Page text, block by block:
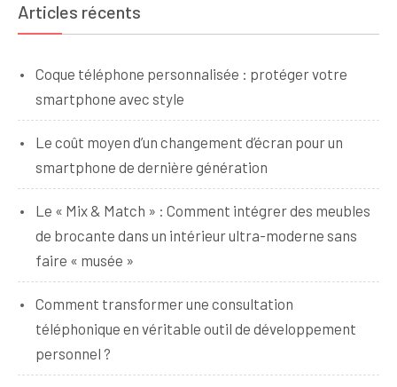
Articles récents
Coque téléphone personnalisée : protéger votre
smartphone avec style
Le coût moyen d’un changement d’écran pour un
smartphone de dernière génération
Le « Mix & Match » : Comment intégrer des meubles
de brocante dans un intérieur ultra-moderne sans
faire « musée »
Comment transformer une consultation
téléphonique en véritable outil de développement
personnel ?